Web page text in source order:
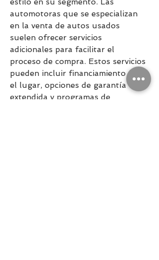
automotoras que se especializan
en la venta de autos usados
suelen ofrecer servicios
adicionales para facilitar el
proceso de compra. Estos servicios
pueden incluir financiamiento en
el lugar, opciones de garantía
extendida y programas de